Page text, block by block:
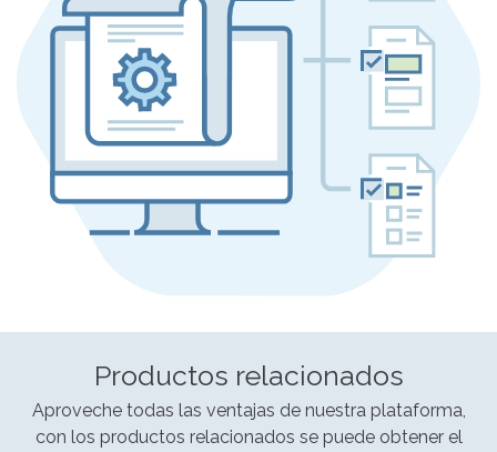
Productos relacionados
Aproveche todas las ventajas de nuestra plataforma,
con los productos relacionados se puede obtener el